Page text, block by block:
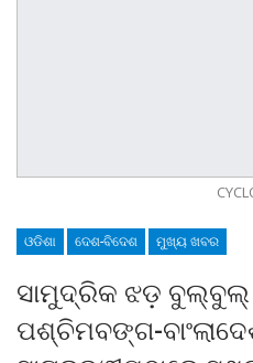
ଓଡିଶା ଦେଶ-ବିଦେଶ ମୁଖ୍ୟ ଖବର
ସାମୁଦ୍ରିକ ଝଡ଼ ବୁଲ୍‍ବୁଲ୍‍
ପଶ୍ଚିମବଙ୍ଗ-